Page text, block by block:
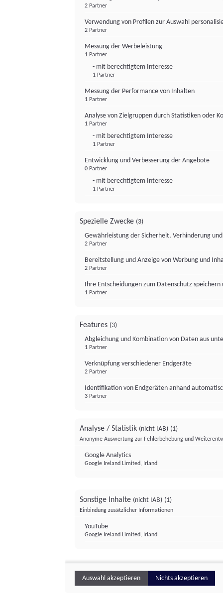
2 Partner
Verwendung von Profilen zur Auswahl
2 Partner
Messung der Werbeleistung
1 Partner
- mit berechtigtem Interesse
1 Partner
Messung der Performance von Inhalten
1 Partner
Analyse von Zielgruppen durch Statistiken oder
1 Partner
- mit berechtigtem Interesse
1 Partner
Entwicklung und Verbesserung der Angebote
0 Partner
- mit berechtigtem Interesse
1 Partner
Spezielle Zwecke (3)
Gewährleistung der Sicherheit, Verhinderung
2 Partner
Bereitstellung und Anzeige von Werbung und
2 Partner
Ihre Entscheidungen zum Datenschutz
1 Partner
Features (3)
Abgleichung und Kombination von Daten aus
1 Partner
Verknüpfung verschiedener Endgeräte
2 Partner
Identifikation von Endgeräten anhand
3 Partner
Analyse / Statistik (nicht IAB) (1)
Anonyme Auswertung zur Fehlerbehebung und
Google Analytics
Google Ireland Limited, Irland
Sonstige Inhalte (nicht IAB) (1)
Einbindung zusätzlicher Informationen
YouTube
Google Ireland Limited, Irland
Auswahl akzeptieren Nichts akzeptieren